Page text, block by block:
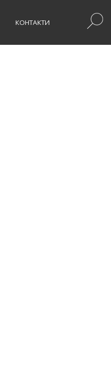
КОНТАКТИ